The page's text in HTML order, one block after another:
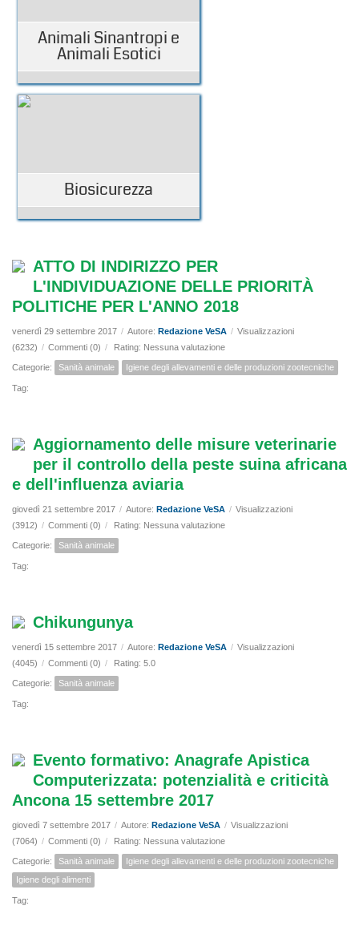
Animali Sinantropi e
Animali Esotici
Biosicurezza
ATTO DI INDIRIZZO PER
L'INDIVIDUAZIONE DELLE PRIORITÀ
POLITICHE PER L'ANNO 2018
venerdì 29 settembre 2017 / Autore: Redazione VeSA / Visualizzazioni
(6232) / Commenti (0) / Rating: Nessuna valutazione
Categorie: Sanità animale Igiene degli allevamenti e delle produzioni zootecniche
Tag:
Aggiornamento delle misure veterinarie
per il controllo della peste suina africana
e dell'influenza aviaria
giovedì 21 settembre 2017 / Autore: Redazione VeSA / Visualizzazioni
(3912) / Commenti (0) / Rating: Nessuna valutazione
Categorie: Sanità animale
Tag:
Chikungunya
venerdì 15 settembre 2017 / Autore: Redazione VeSA / Visualizzazioni
(4045) / Commenti (0) / Rating: 5.0
Categorie: Sanità animale
Tag:
Evento formativo: Anagrafe Apistica
Computerizzata: potenzialità e criticità
Ancona 15 settembre 2017
giovedì 7 settembre 2017 / Autore: Redazione VeSA / Visualizzazioni
(7064) / Commenti (0) / Rating: Nessuna valutazione
Categorie: Sanità animale
Igiene degli allevamenti e delle produzioni zootecniche
Igiene degli alimenti
Tag: